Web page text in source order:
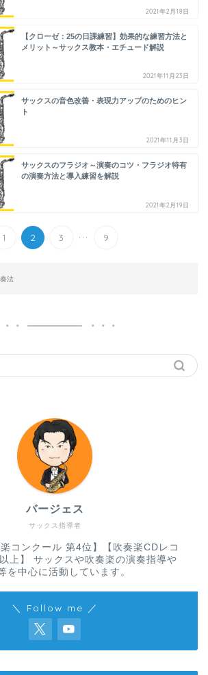
2021年2月18日
【クローゼ：25の日課練習】効果的な練習方法と
メリット～サックス教本・エチュード解説
2021年11月23日
サックスの音色改善・表現力アップのためのヒン
ト
2021年11月3日
サックスのフラジオ～演奏のコツ・フラジオ特有
の演奏方法と導入練習を解説
2021年2月19日
1 2 3 ... 9
法
サックス指導者
バージェス
楽コンクール 第4位】【吹奏楽CDレコ
上】 サックスや吹奏楽の演奏指導や
を中心に活動しています。
＼ Follow me ／